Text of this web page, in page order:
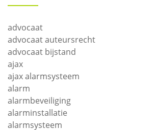
advocaat
advocaat auteursrecht
advocaat bijstand
ajax
ajax alarmsysteem
alarm
alarmbeveiliging
alarminstallatie
alarmsysteem